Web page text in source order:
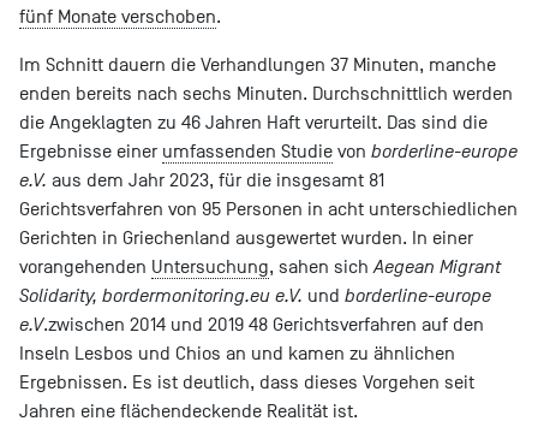
fünf Monate verschoben.
Im Schnitt dauern die Verhandlungen 37 Minuten, manche
enden bereits nach sechs Minuten. Durchschnittlich werden
die Angeklagten zu 46 Jahren Haft verurteilt. Das sind die
Ergebnisse einer umfassenden Studie von borderline-europe
e.V. aus dem Jahr 2023, für die insgesamt 81
Gerichtsverfahren von 95 Personen in acht unterschiedlichen
Gerichten in Griechenland ausgewertet wurden. In einer
vorangehenden Untersuchung, sahen sich Aegean Migrant
Solidarity, bordermonitoring.eu e.V. und borderline-europe
e.V.zwischen 2014 und 2019 48 Gerichtsverfahren auf den
Inseln Lesbos und Chios an und kamen zu ähnlichen
Ergebnissen. Es ist deutlich, dass dieses Vorgehen seit
Jahren eine flächendeckende Realität ist.